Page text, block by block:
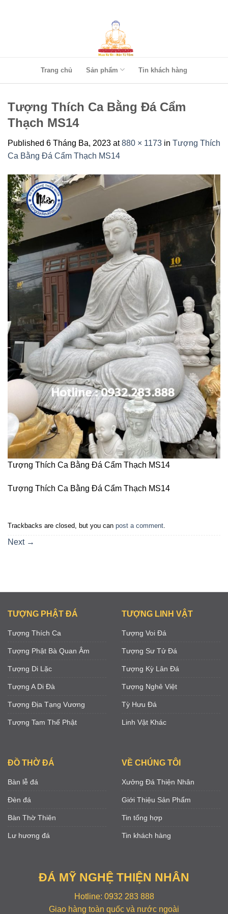
Trang chủ Sản phẩm Tin khách hàng
Tượng Thích Ca Bằng Đá Cẩm
Thạch MS14
Published 6 Tháng Ba, 2023 at880 × 1173 in Tượng Thích
Ca Bằng Đá Cẩm Thạch MS14
Tượng Thích Ca Bằng Đá Cẩm Thạch MS14
Tượng Thích Ca Bằng Đá Cẩm Thạch MS14
Trackbacks are closed, but you can post a comment.
Next →
TƯỢNG PHẬT ĐÁ
Tượng Thích Ca
Tượng Phật Bà Quan Âm
Tượng Di Lặc
Tượng A Di Đà
Tượng Địa Tạng Vương
Tượng Tam Thế Phật
TƯỢNG LINH VẬT
Tượng Voi Đá
Tượng Sư Tử Đá
Tượng Kỳ Lân Đá
Tượng Nghê Việt
Tỳ Hưu Đá
Linh Vật Khác
ĐỒ THỜ ĐÁ
Bàn lễ đá
Đèn đá
Bàn Thờ Thiên
Lư hương đá
VỀ CHÚNG TÔI
Xưởng Đá Thiện Nhân
Giới Thiệu Sản Phẩm
Tin tổng hợp
Tin khách hàng
ĐÁ MỸ NGHỆ THIỆN NHÂN
Hotline: 0932 283 888
Giao hàng toàn quốc và nước ngoài